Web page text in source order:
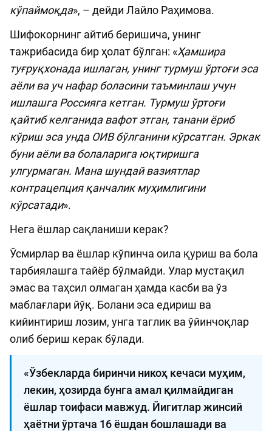
кўпаймоқда», – дейди Лайло Раҳимова.
Шифокорнинг айтиб беришича, унинг
тажрибасида бир ҳолат бўлган: «Ҳамшира
туғруқхонада ишлаган, унинг турмуш ўртоғи эса
аёли ва уч нафар боласини таъминлаш учун
ишлашга Россияга кетган. Турмуш ўртоғи
қайтиб келганида вафот этган, танани ёриб
кўриш эса унда ОИВ бўлганини кўрсатган. Эркак
буни аёли ва болаларига юқтиришга
улгурмаган. Мана шундай вазиятлар
контрацепция қанчалик муҳимлигини
кўрсатади».
Нега ёшлар сақланиши керак?
Ўсмирлар ва ёшлар кўпинча оила қуриш ва бола
тарбиялашга тайёр бўлмайди. Улар мустақил
эмас ва таҳсил олмаган ҳамда касби ва ўз
маблағлари йўқ. Болани эса едириш ва
кийинтириш лозим, унга таглик ва ўйинчоқлар
олиб бериш керак бўлади.
«Ўзбекларда биринчи никоҳ кечаси муҳим,
лекин, ҳозирда бунга амал қилмайдиган
ёшлар тоифаси мавжуд. Йигитлар жинсий
ҳаётни ўртача 16 ёшдан бошлашади ва